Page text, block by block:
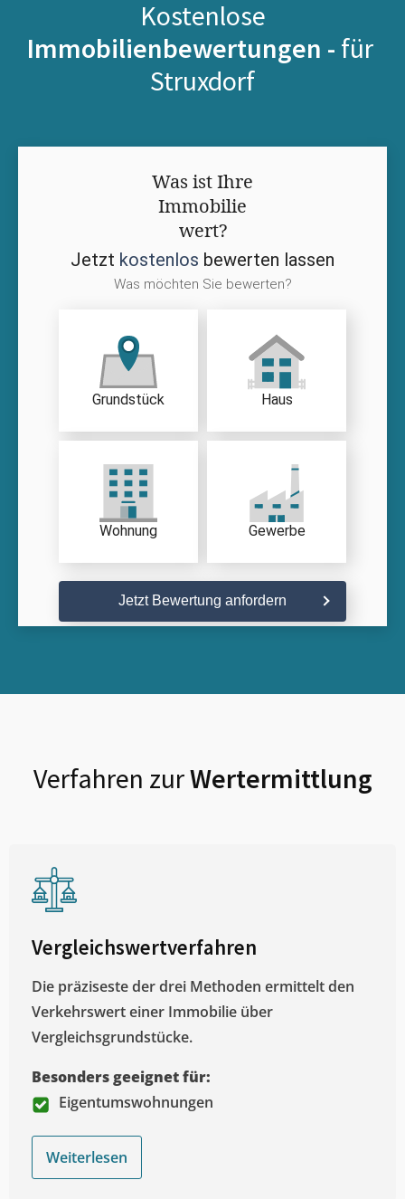
Kostenlose
Immobilienbewertungen - für
Struxdorf
Was ist Ihre
Immobilie
wert?
Jetzt kostenlos bewerten lassen
Was möchten Sie bewerten?
Grundstück Haus
Wohnung Gewerbe
Jetzt Bewertung anfordern
Verfahren zurWertermittlung
Vergleichswertverfahren
Die präziseste der drei Methoden ermittelt den
Verkehrswert einer Immobilie über
Vergleichsgrundstücke.
Besonders geeignet für:
Eigentumswohnungen
Weiterlesen